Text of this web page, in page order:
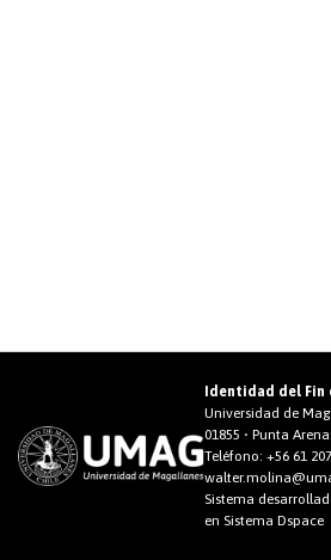
Identidad del Fin
Universidad de
01855 • Punta
Teléfono:+56 61
Sistema
en Sistema Dspace